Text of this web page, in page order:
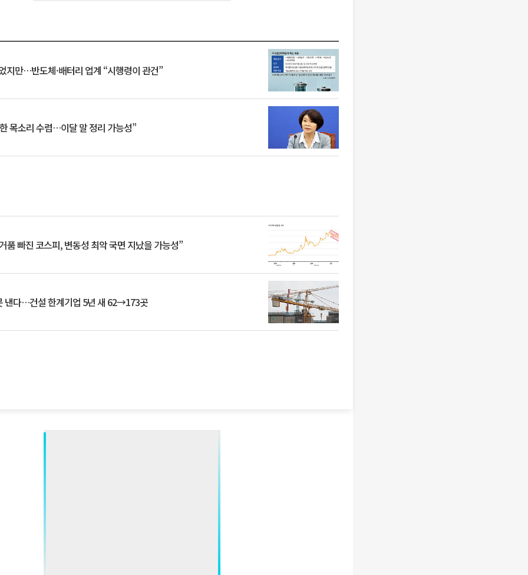
지만…반도체·배터리 업계 “시행령이 관건”
목소리 수렴…이달 말 정리 가능성”
품 빠진 코스피, 변동성 최악 국면 지났을 가능성”
낸다…건설 한계기업 5년 새 62→173곳